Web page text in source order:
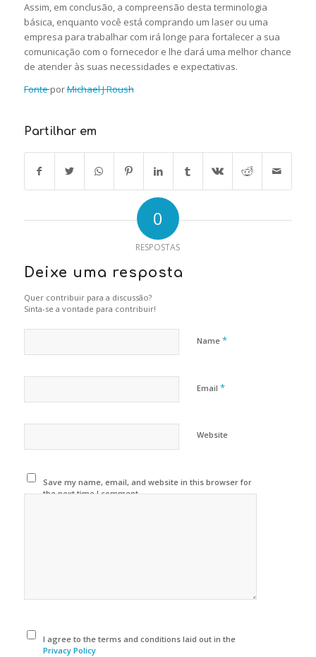
Assim, em conclusão, a compreensão desta terminologia
básica, enquanto você está comprando um laser ou uma
empresa para trabalhar com irá longe para fortalecer a sua
comunicação com o fornecedor e lhe dará uma melhor chance
de atender às suas necessidades e expectativas.
FonteporMichael J Roush
Partilhar em
0
RESPOSTAS
Deixe uma resposta
Quer contribuir para a discussão?
Sinta-se a vontade para contribuir!
Name *
Email *
Website
Save my name, email, and website in this browser for
the next time I comment.
I agree to the terms and conditions laid out in the
Privacy Policy